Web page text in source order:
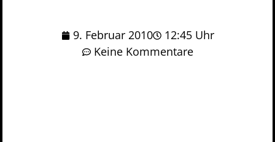
9. Februar 2010
12:45 Uhr
Keine Kommentare